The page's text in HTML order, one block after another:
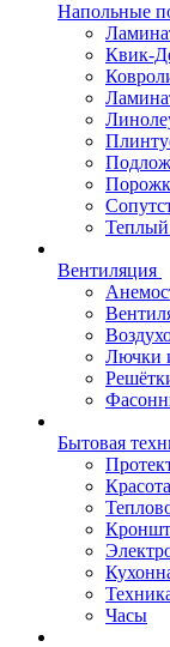
Напольные
Квик-
Вентиляция
Лючки
Бытовая
Часы